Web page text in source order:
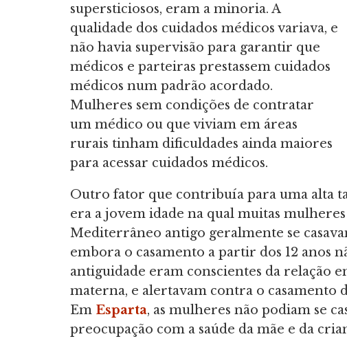
supersticiosos, eram a minoria. A
qualidade dos cuidados médicos variava, e
não havia supervisão para garantir que
médicos e parteiras prestassem cuidados
médicos num padrão acordado.
Mulheres sem condições de contratar
um médico ou que viviam em áreas
rurais tinham dificuldades ainda maiores
para acessar cuidados médicos.
Outro fator que contribuía para uma alta
era a jovem idade na qual muitas
Mediterrâneo antigo geralmente se
embora o casamento a partir dos 12 anos
antiguidade eram conscientes da relação
materna, e alertavam contra o casamento
Em Esparta, as mulheres não podiam se
preocupação com a saúde da mãe e da